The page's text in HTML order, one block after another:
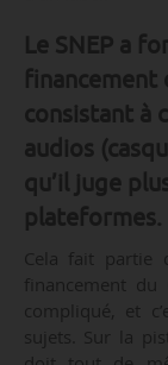
Le SNEP a
financement
consistant à
audios
qu’il juge
plateformes.
Cela fait partie
financement
compliqué, et
sujets. Sur la